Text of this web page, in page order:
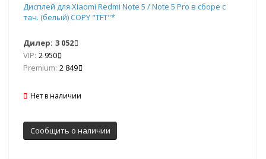
Дисплей для Xiaomi Redmi Note 5 / Note 5 Pro в сборе с
тач. (белый) COPY "TFT"*
Дилер: 3 052
VIP: 2 950
Premium: 2 849
Нет в наличии
Сообщить о наличии